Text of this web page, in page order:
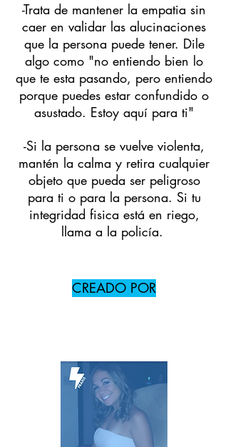
-Trata de mantener la empatia sin
caer en validar las alucinaciones
que la persona puede tener. Dile
algo como "no entiendo bien lo
que te esta pasando, pero entiendo
porque puedes estar confundido o
asustado. Estoy aquí para ti"
-Si la persona se vuelve violenta,
mantén la calma y retira cualquier
objeto que pueda ser peligroso
para ti o para la persona. Si tu
integridad fisica está en riego,
llama a la policía.
CREADO POR